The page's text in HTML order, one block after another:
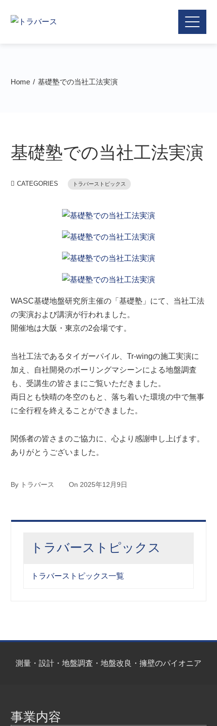
Home 基礎塾での当社工法実演
基礎塾での当社工法実演
CATEGORIES トラバーストピックス
WASC基礎地盤研究所主催の「基礎塾」にて、当社工法
の実演および講演が行われました。
開催地は大阪・東京の2会場です。
当社工法であるタイガーパイル、Tr-wingの施工実演に
加え、自社開発のボーリングマシーンによる地盤調査
も、受講生の皆さまにご覧いただきました。
両日とも快晴の冬空のもと、落ち着いた環境の中で無事
に全行程を終えることができました。
関係者の皆さまのご協力に、心より感謝申し上げます。
ありがとうございました。
By トラバース On 2025年12月9日
トラバーストピックス
トラバーストピックス一覧
測量・設計・地盤調査・地盤改良・擁壁のパイオニア
事業内容